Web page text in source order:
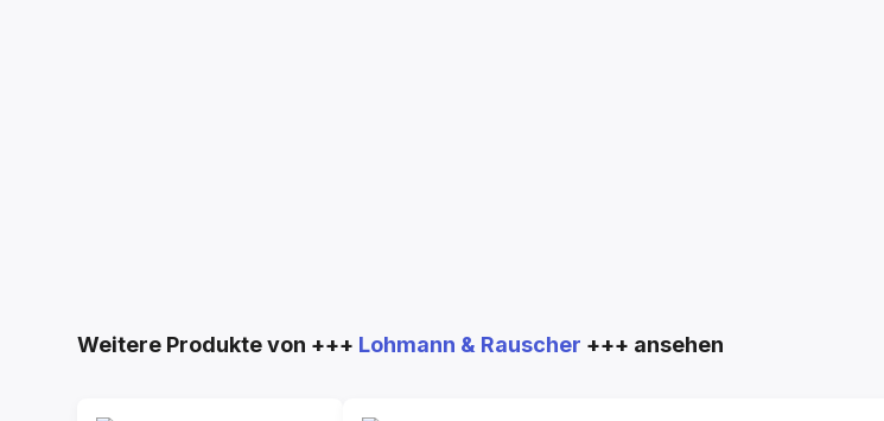
Produktgalerie überspringen
Weitere Produkte von +++ Lohmann & Rauscher +++ ansehen